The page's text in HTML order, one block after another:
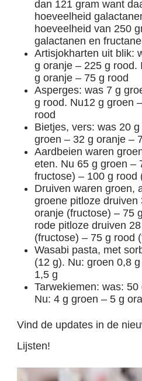
dan 121 gram want
hoeveelheid
hoeveelheid van 250
galactanen en
Artisjokharten uit blik:
g oranje – 225 g rood.
g oranje – 75 g rood
Asperges: was 7 g
g rood. Nu12 g groen
rood
Bietjes, vers: was 20
groen – 32 g oranje –
Aardbeien waren
eten. Nu 65 g groen –
fructose) – 100 g rood
Druiven waren groen,
groene pitloze druiven
oranje (fructose) – 75
rode pitloze druiven
(fructose) – 75 g rood
Wasabi pasta, met
(12 g). Nu: groen 0,8
1,5 g
Tarwekiemen: was:
Nu: 4 g groen – 5 g
Vind de updates in de
Lijsten!